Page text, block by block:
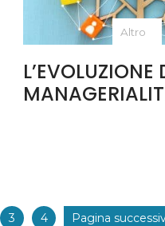
Altro
L’EVOLUZIONE
3 4 Pagina